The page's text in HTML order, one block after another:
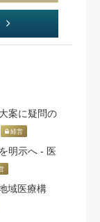
案に疑問の
経営
明示へ - 医
域医療構